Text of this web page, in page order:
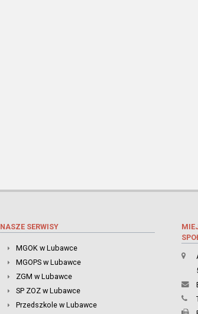
NASZE SERWISY
MGOK w Lubawce
MGOPS w Lubawce
ZGM w Lubawce
SP ZOZ w Lubawce
Przedszkole w Lubawce